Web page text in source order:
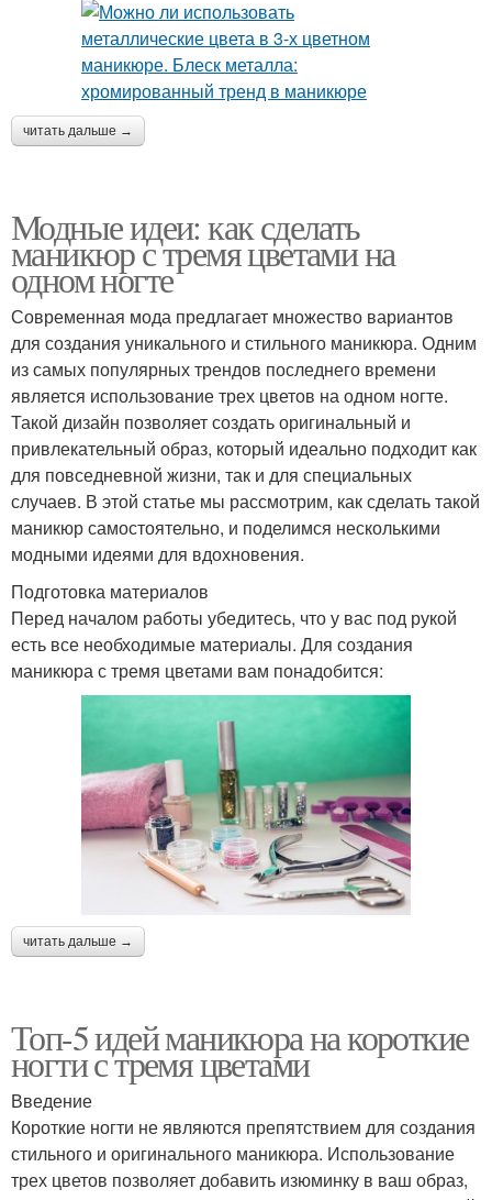
читать дальше →
Модные идеи: как сделать
маникюр с тремя цветами на
одном ногте
Современная мода предлагает множество вариантов
для создания уникального и стильного маникюра. Одним
из самых популярных трендов последнего времени
является использование трех цветов на одном ногте.
Такой дизайн позволяет создать оригинальный и
привлекательный образ, который идеально подходит как
для повседневной жизни, так и для специальных
случаев. В этой статье мы рассмотрим, как сделать такой
маникюр самостоятельно, и поделимся несколькими
модными идеями для вдохновения.
Подготовка материалов
Перед началом работы убедитесь, что у вас под рукой
есть все необходимые материалы. Для создания
маникюра с тремя цветами вам понадобится:
читать дальше →
Топ-5 идей маникюра на короткие
ногти с тремя цветами
Введение
Короткие ногти не являются препятствием для создания
стильного и оригинального маникюра. Использование
трех цветов позволяет добавить изюминку в ваш образ,